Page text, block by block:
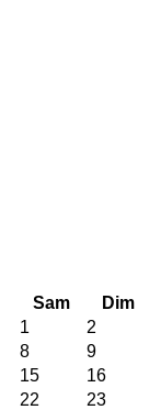
Sam
Dim
1
2
8
9
15
16
22 23